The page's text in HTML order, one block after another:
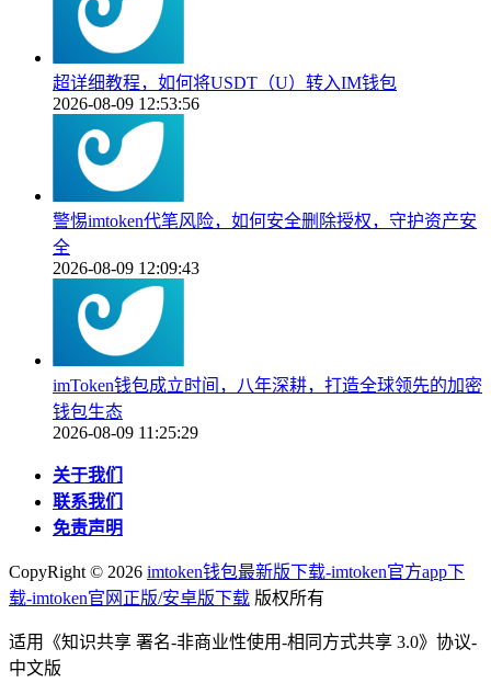
超详细教程，如何将USDT（U）转入IM钱包
2026-08-09 12:53:56
警惕imtoken代笔风险，如何安全删除授权，守护资产安
全
2026-08-09 12:09:43
imToken钱包成立时间，八年深耕，打造全球领先的加密
钱包生态
2026-08-09 11:25:29
关于我们
联系我们
免责声明
CopyRight © 2026 imtoken钱包最新版下载-imtoken官方app下
载-imtoken官网正版/安卓版下载 版权所有
适用《知识共享 署名-非商业性使用-相同方式共享 3.0》协议-
中文版